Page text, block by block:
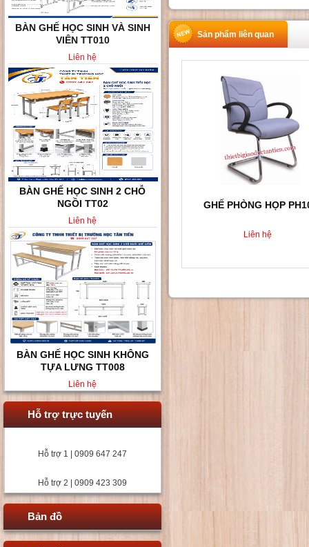
BÀN GHẾ HỌC SINH 2 CHỖ
NGỒI TT02
Liên hệ
BÀN GHẾ HỌC SINH KHÔNG
TỰA LƯNG TT008
Liên hệ
BÀN GHẾ HỌC SINH VÀ SINH
VIÊN TT010
Liên hệ
Hỗ trợ trực tuyến
Hỗ trợ 1 | 0909 647 247
Hỗ trợ 2 | 0909 423 309
Bản đồ
Sản phẩm liên quan
GHẾ PHÒNG HỌP
Liên hệ